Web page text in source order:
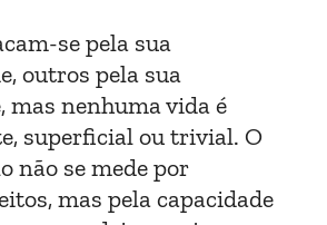
se pela sua
outros pela sua
mas nenhuma vida é
superficial ou trivial. O
não se mede por
mas pela capacidade